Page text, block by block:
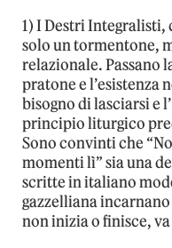
1) I Destri
solo un tormentone,
relazionale. Passano
pratone e l’esistenza
bisogno di lasciarsi e
principio liturgico
Sono convinti che
momenti lì” sia una
scritte in italiano
gazzelliana
non inizia o finisce,